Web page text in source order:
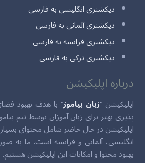
دیکشنری انگلیسی به فارسی
دیکشنری آلمانی به فارسی
دیکشنری فرانسه به فارسی
دیکشنری ترکی به فارسی
درباره اپلیکیشن
اپلیکیشن “زبان بیاموز” با هدف بهبود
پذیری بهتر برای زبان آموزان توسط تیم
اپلیکیشن در حال حاضر شامل محتوای
انگلیسی، آلمانی و فرانسه است. ما به
بهبود محتوا و امکانات این اپلیکیشن هستیم.